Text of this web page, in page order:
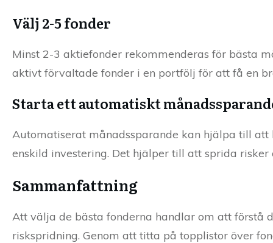
Välj 2-5 fonder
Minst 2-3 aktiefonder rekommenderas för bästa
aktivt förvaltade fonder i en portfölj för att få en
Starta ett automatiskt
Automatiserat månadssparande kan hjälpa till
enskild investering. Det hjälper till att sprida
Sammanfattning
Att välja de bästa fonderna handlar om att förstå
riskspridning. Genom att titta på topplistor över